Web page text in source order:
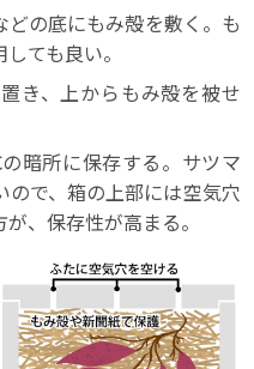
の底にもみ殻を敷く。も
ても良い。
き、上からもみ殻を被せ
暗所に保存する。サツマ
で、箱の上部には空気穴
、保存性が高まる。